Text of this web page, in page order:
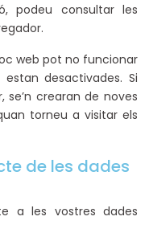
podeu consultar les
web pot no funcionar
desactivades. Si
se’n crearan de noves
torneu a visitar els
de les dades
a les vostres dades